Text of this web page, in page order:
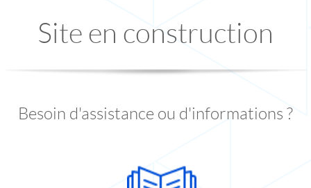
Site en construction
Besoin d'assistance ou d'informations ?